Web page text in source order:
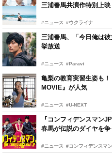
三浦春馬共演作特別上映
#ニュース #ウクライナ
三浦春馬、「今日俺は
挙放送
#ニュース #Paravi
亀梨の教育実習生姿も
MOVIE』が人気
#ニュース #U-NEXT
『コンフィデンスマン
春馬が伝説のダイヤを
#ニュース #コンフィデンスマ